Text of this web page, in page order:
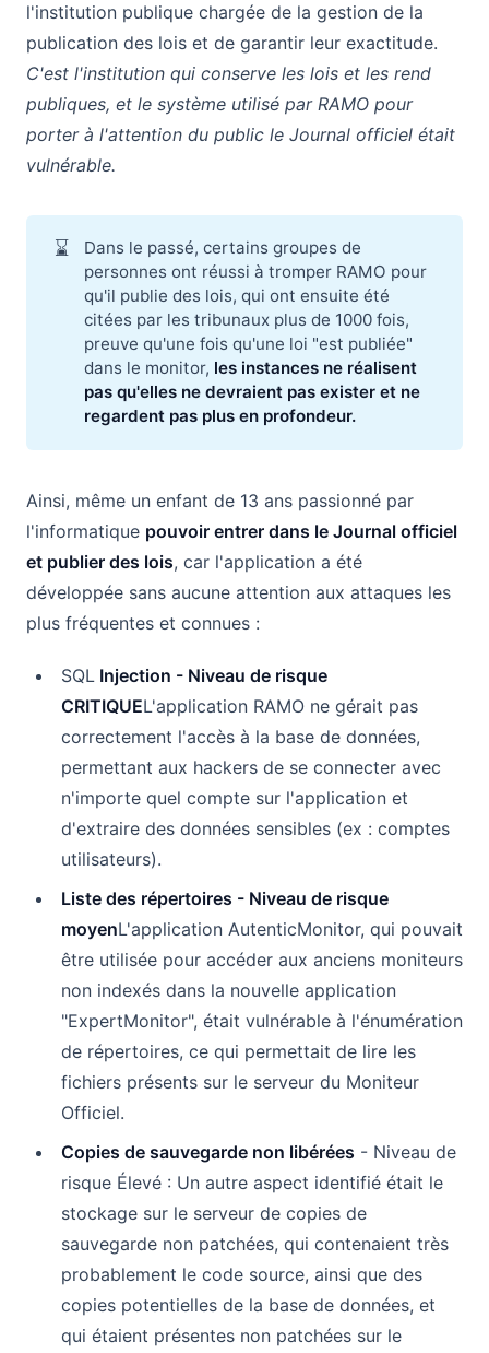
l'institution publique chargée de la gestion de la
publication des lois et de garantir leur exactitude.
C'est l'institution qui conserve les lois et les rend
publiques, et le système utilisé par RAMO pour
porter à l'attention du public le Journal officiel était
vulnérable.
⌛
Dans le passé, certains groupes de
personnes ont réussi à tromper RAMO pour
qu'il publie des lois, qui ont ensuite été
citées par les tribunaux plus de 1000 fois,
preuve qu'une fois qu'une loi "est publiée"
dans le monitor, les instances ne réalisent
pas qu'elles ne devraient pas exister et ne
regardent pas plus en profondeur.
Ainsi, même un enfant de 13 ans passionné par
l'informatique pouvoir entrer dans le Journal officiel
et publier des lois, car l'application a été
développée sans aucune attention aux attaques les
plus fréquentes et connues :
SQL Injection - Niveau de risque
CRITIQUEL'application RAMO ne gérait pas
correctement l'accès à la base de données,
permettant aux hackers de se connecter avec
n'importe quel compte sur l'application et
d'extraire des données sensibles (ex : comptes
utilisateurs).
Liste des répertoires - Niveau de risque
moyenL'application AutenticMonitor, qui pouvait
être utilisée pour accéder aux anciens moniteurs
non indexés dans la nouvelle application
"ExpertMonitor", était vulnérable à l'énumération
de répertoires, ce qui permettait de lire les
fichiers présents sur le serveur du Moniteur
Officiel.
Copies de sauvegarde non libérées - Niveau de
risque Élevé : Un autre aspect identifié était le
stockage sur le serveur de copies de
sauvegarde non patchées, qui contenaient très
probablement le code source, ainsi que des
copies potentielles de la base de données, et
qui étaient présentes non patchées sur le